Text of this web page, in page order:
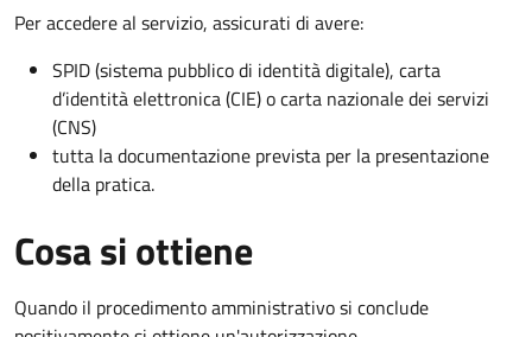
Per accedere al servizio, assicurati di avere:
SPID (sistema pubblico di identità digitale), carta
d’identità elettronica (CIE) o carta nazionale dei servizi
(CNS)
tutta la documentazione prevista per la presentazione
della pratica.
Cosa si ottiene
Quando il procedimento amministrativo si conclude